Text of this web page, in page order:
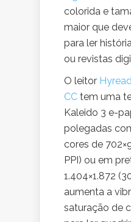
colorida e
maior que
para ler
ou revistas
O leitor
CC tem uma
Kaleido 3 e-
polegadas
cores de
PPI) ou em
1.404×1.872
aumenta a
saturação de